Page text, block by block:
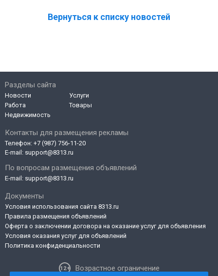
Вернуться к списку новостей
Контакты для размещения рекламы
Телефон: +7 (987) 756-11-20
E-mail: support@8313.ru
По вопросам размещения объявлений
E-mail: support@8313.ru
Документы
Условия использования сайта 8313.ru
Правила размещения объявлений
Оферта о заключении договора на оказание услуг для объявления
Условия оказания услуг для объявлений
Политика конфиденциальности
Возрастное ограничение
Разделы сайта
Новости
Работа
Недвижимость
Услуги
Товары